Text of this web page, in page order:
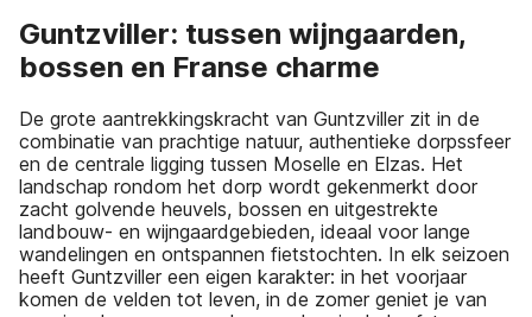
Guntzviller: tussen wijngaarden,
bossen en Franse charme
De grote aantrekkingskracht van Guntzviller zit in de
combinatie van prachtige natuur, authentieke dorpssfeer
en de centrale ligging tussen Moselle en Elzas. Het
landschap rondom het dorp wordt gekenmerkt door
zacht golvende heuvels, bossen en uitgestrekte
landbouw- en wijngaardgebieden, ideaal voor lange
wandelingen en ontspannen fietstochten. In elk seizoen
heeft Guntzviller een eigen karakter: in het voorjaar
komen de velden tot leven, in de zomer geniet je van